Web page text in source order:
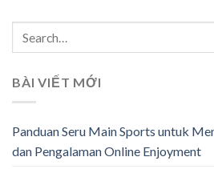
BÀI VIẾT MỚI
Panduan Seru Main Sports untuk
dan Pengalaman Online Enjoyment